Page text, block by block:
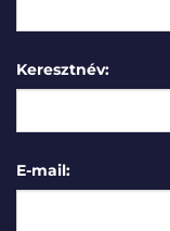
Keresztnév:
E-mail: